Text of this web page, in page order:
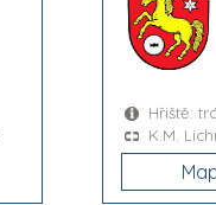
Hřiště:
K.M.